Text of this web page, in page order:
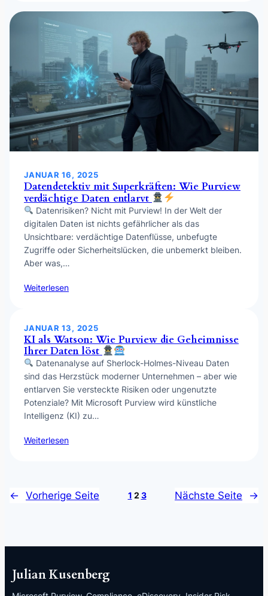
JANUAR 16, 2025
Datendetektiv mit Superkräften: Wie Purview
verdächtige Daten entlarvt
Datenrisiken? Nicht mit Purview! In der Welt der
digitalen Daten ist nichts gefährlicher als das
Unsichtbare: verdächtige Datenflüsse, unbefugte
Zugriffe oder Sicherheitslücken, die unbemerkt bleiben.
Aber was,…
Weiterlesen
JANUAR 13, 2025
KI als Watson: Wie Purview die Geheimnisse
Ihrer Daten löst
Datenanalyse auf Sherlock-Holmes-Niveau Daten
sind das Herzstück moderner Unternehmen – aber wie
entlarven Sie versteckte Risiken oder ungenutzte
Potenziale? Mit Microsoft Purview wird künstliche
Intelligenz (KI) zu…
Weiterlesen
← Vorherige Seite 1 2 3 Nächste Seite →
Julian Kusenberg